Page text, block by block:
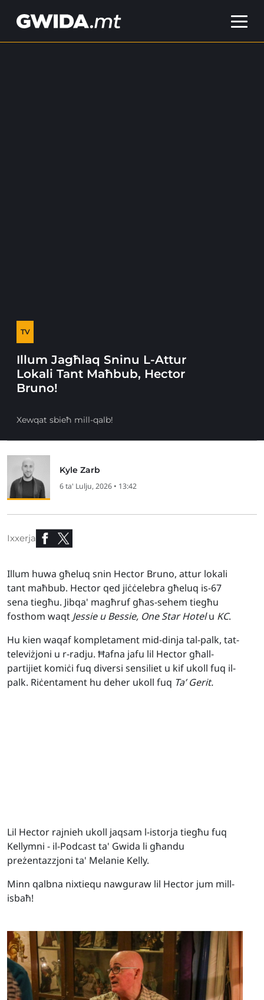
TV
Illum Jagħlaq Sninu L-Attur
Lokali Tant Maħbub, Hector
Bruno!
Xewqat sbieħ mill-qalb!
Kyle Zarb
6 ta' Lulju, 2026 • 13:42
Ixxerja
Illum huwa għeluq snin Hector Bruno, attur lokali
tant maħbub. Hector qed jiċċelebra għeluq is-67
sena tiegħu. Jibqa' magħruf għas-sehem tiegħu
fosthom waqt Jessie u Bessie, One Star Hotelu KC.
Hu kien waqaf kompletament mid-dinja tal-palk, tat-
televiżjoni u r-radju. Ħafna jafu lil Hector għall-
partijiet komiċi fuq diversi sensiliet u kif ukoll fuq il-
palk. Riċentament hu deher ukoll fuq Ta’ Gerit.
Lil Hector rajnieh ukoll jaqsam l-istorja tiegħu fuq
Kellymni - il-Podcast ta' Gwida li għandu
preżentazzjoni ta' Melanie Kelly.
Minn qalbna nixtiequ nawguraw lil Hector jum mill-
isbaħ!